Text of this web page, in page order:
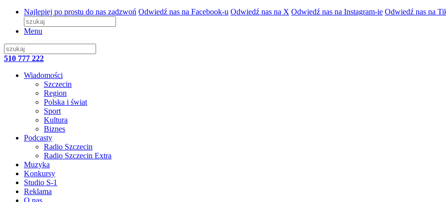
Najlepiej po prostu do nas zadzwoń Odwiedź nas na Facebook-u Odwiedź nas na X Odwiedź nas na Instagram-ie Odwiedź nas na
Menu
510 777 222
Wiadomości
Szczecin
Region
Polska i świat
Sport
Kultura
Biznes
Podcasty
Radio Szczecin
Radio Szczecin Extra
Muzyka
Konkursy
Studio S-1
Reklama